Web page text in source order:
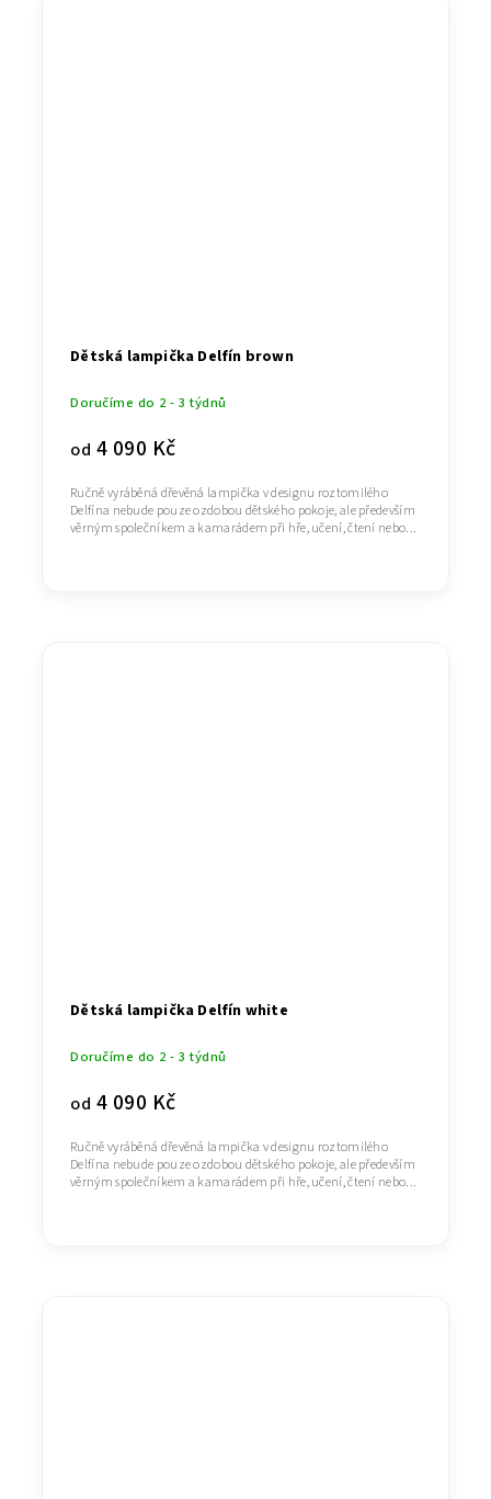
Dětská lampička Delfín brown
Doručíme do 2 - 3 týdnů
od 4 090 Kč
Ručně vyráběná dřevěná lampička v designu roztomilého
Delfína nebude pouze ozdobou dětského pokoje, ale především
věrným společníkem a kamarádem při hře, učení, čtení nebo...
Dětská lampička Delfín white
Doručíme do 2 - 3 týdnů
od 4 090 Kč
Ručně vyráběná dřevěná lampička v designu roztomilého
Delfína nebude pouze ozdobou dětského pokoje, ale především
věrným společníkem a kamarádem při hře, učení, čtení nebo...